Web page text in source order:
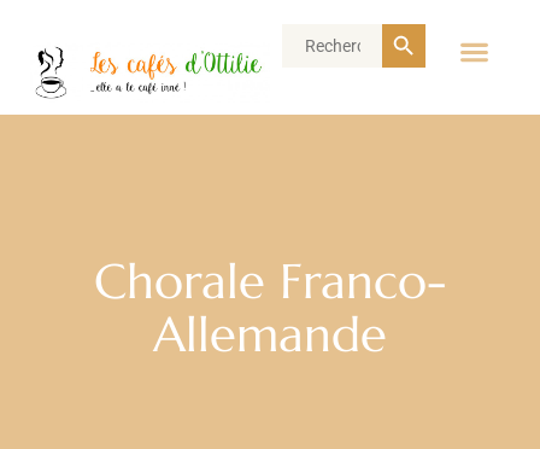
Search
Search Button
Chorale Franco-
Allemande